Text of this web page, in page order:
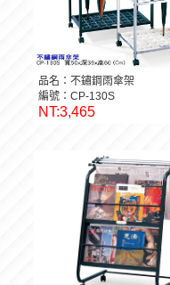
品名：不鏽鋼雨傘架
編號：CP-130S
NT:3,465